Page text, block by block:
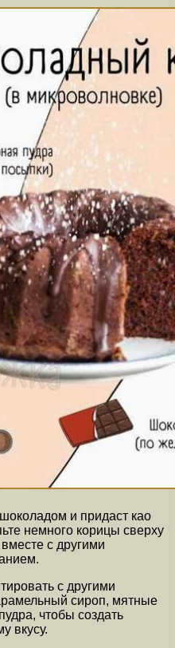
и придаст као
немного корицы сверху
с другими
с другими
сироп, мятные
чтобы создать
вкусу.